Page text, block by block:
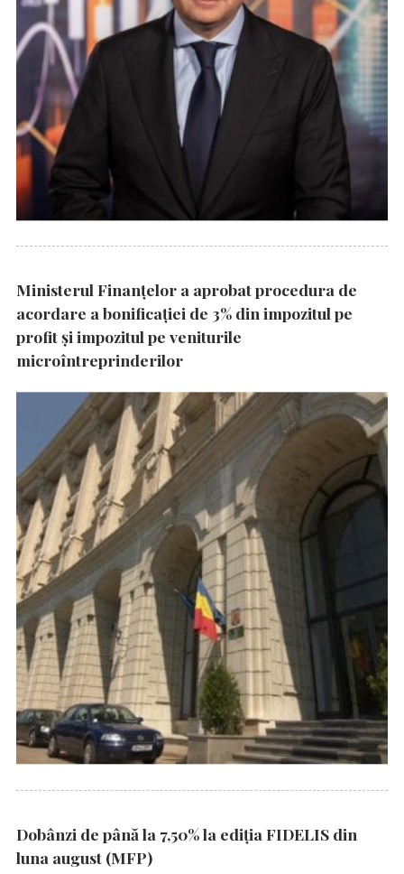
Ministerul Finanțelor a aprobat procedura de
acordare a bonificației de 3% din impozitul pe
profit și impozitul pe veniturile
microîntreprinderilor
Dobânzi de până la 7,50% la ediția FIDELIS din
luna august (MFP)